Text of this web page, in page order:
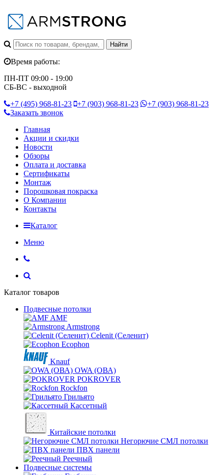
Время работы:
ПН-ПТ 09:00 - 19:00
СБ-ВС - выходной
+7 (495) 968-81-23 +7 (903) 968-81-23 +7 (903) 968-81-23
Заказать звонок
Главная
Акции и скидки
Новости
Обзоры
Оплата и доставка
Сертификаты
Монтаж
Порошковая покраска
О Компании
Контакты
Каталог
Меню
Каталог товаров
Подвесные потолки
AMF
Armstrong
Celenit (Селенит)
Ecophon
Knauf
OWA (ОВА)
POKROVER
Rockfon
Грильято
Кассетный
Китайские потолки
Негорючие СМЛ потолки
ПВХ панели
Реечный
Подвесные системы